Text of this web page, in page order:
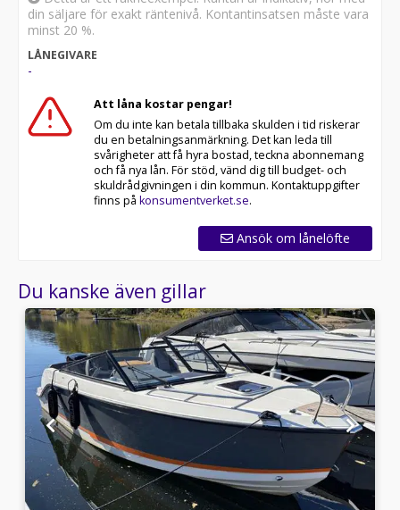
din säljare för exakt räntenivå. Kontantinsatsen måste vara
minst 20 %.
LÅNEGIVARE
-
Att låna kostar pengar!
Om du inte kan betala tillbaka skulden i tid riskerar
du en betalningsanmärkning. Det kan leda till
svårigheter att få hyra bostad, teckna abonnemang
och få nya lån. För stöd, vänd dig till budget- och
skuldrådgivningen i din kommun. Kontaktuppgifter
finns på konsumentverket.se.
Ansök om lånelöfte
Du kanske även gillar